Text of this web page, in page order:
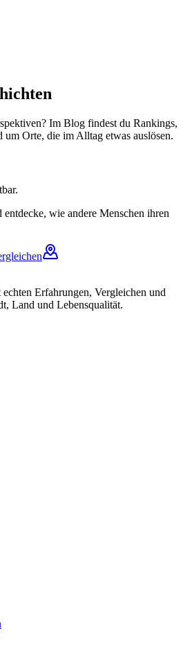
Im Blog findest du Rankings,
Orte, die im Alltag etwas auslösen.
wie andere Menschen ihren
echten Erfahrungen, Vergleichen und
Land und Lebensqualität.